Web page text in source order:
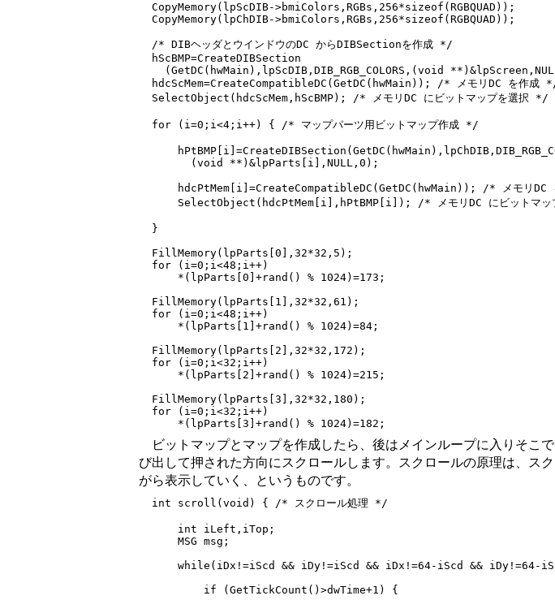
  CopyMemory(lpScDIB->bmiColors,RGBs,256*sizeof(RGBQUAD));
  CopyMemory(lpChDIB->bmiColors,RGBs,256*sizeof(RGBQUAD));
  /* DIBヘッダとウインドウのDC からDIBSectionを作成 */
  hScBMP=CreateDIBSection
(GetDC(hwMain),lpScDIB,DIB_RGB_COLORS,(void
hdcScMem=CreateCompatibleDC(GetDC(hwMain)); /* メモリDC を作成
  SelectObject(hdcScMem,hScBMP); /* メモリDC にビットマップを選択 */
  for (i=0;i<4;i++) { /* マップパーツ用ビットマップ作成 */
        (void **)&lpParts[i],NULL,0);
hdcPtMem[i]=CreateCompatibleDC(GetDC(hwMain)); /* メモリDC
SelectObject(hdcPtMem[i],hPtBMP[i]); /* メモリDC にビットマッ
  }
  FillMemory(lpParts[0],32*32,5);
  for (i=0;i<48;i++)
      *(lpParts[0]+rand() % 1024)=173;
  FillMemory(lpParts[1],32*32,61);
  for (i=0;i<48;i++)
      *(lpParts[1]+rand() % 1024)=84;
  FillMemory(lpParts[2],32*32,172);
  for (i=0;i<32;i++)
      *(lpParts[2]+rand() % 1024)=215;
  FillMemory(lpParts[3],32*32,180);
  for (i=0;i<32;i++)
ビットマップとマップを作成したら、後はメインループに入りそこ
び出して押された方向にスクロールします。スクロールの原理は、ス
がら表示していく、というものです。
  int scroll(void) { /* スクロール処理 */
      int iLeft,iTop;
      MSG msg;
while(iDx!=iScd && iDy!=iScd && iDx!=64-iScd && iDy!=64-
          if (GetTickCount()>dwTime+1) {